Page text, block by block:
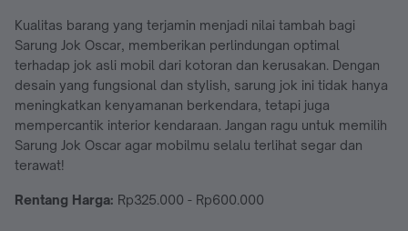
Kualitas barang yang terjamin menjadi nilai tambah bagi
Sarung Jok Oscar, memberikan perlindungan optimal
terhadap jok asli mobil dari kotoran dan kerusakan. Dengan
desain yang fungsional dan stylish, sarung jok ini tidak hanya
meningkatkan kenyamanan berkendara, tetapi juga
mempercantik interior kendaraan. Jangan ragu untuk memilih
Sarung Jok Oscar agar mobilmu selalu terlihat segar dan
terawat!
Rentang Harga: Rp325.000 - Rp600.000